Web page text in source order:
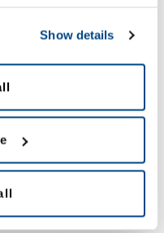
Show details
vil
muliggjort af
en reel
og